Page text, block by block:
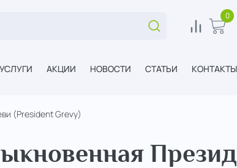
Поиск...
0 В
0
УСЛУГИ АКЦИИ НОВОСТИ СТАТЬИ КОНТАКТЫ
(President Grevy)